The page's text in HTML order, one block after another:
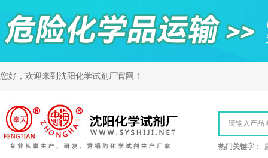
您好，欢迎来到 沈阳化学试剂厂官网！
热门关键字：